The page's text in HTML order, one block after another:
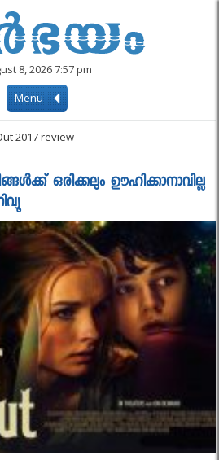
8, 2026 7:57 pm
Menu
2017 review
ഒരിക്കലും ഊഹിക്കാനാവില്ല